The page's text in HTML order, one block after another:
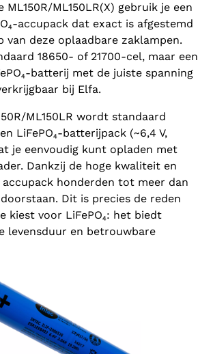
ML150R/ML150LR(X) gebruik je een
accupack dat exact is afgestemd
van deze oplaadbare zaklampen.
18650- of 21700-cel, maar een
batterij met de juiste spanning
bij Elfa.
ML150LR wordt standaard
LiFePO₄-batterijpack (~6,4 V,
je eenvoudig kunt opladen met
Dankzij de hoge kwaliteit en
honderden tot meer dan
Dit is precies de reden
kiest voor LiFePO₄: het biedt
levensduur en betrouwbare